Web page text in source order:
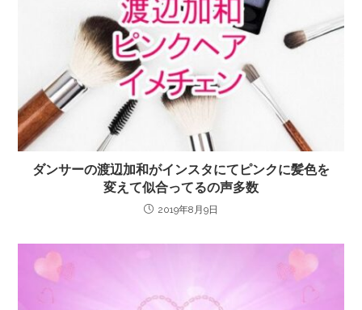
ダンサーの渡辺加和がインスタにてピンクに髪色を
変えて似合ってるの声多数
2019年8月9日